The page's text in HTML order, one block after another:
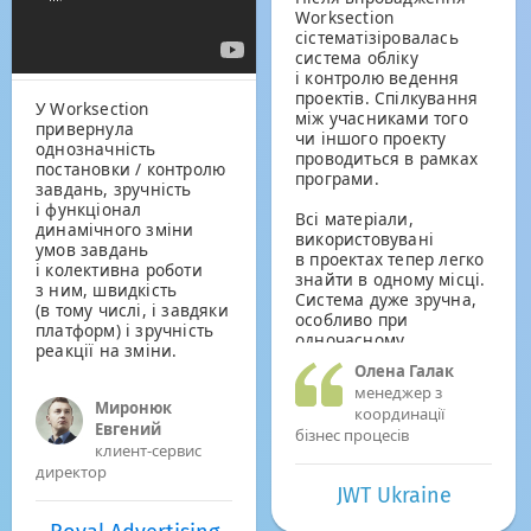
У Worksection
привернула
однозначність
постановки / контролю
завдань, зручність
і функціонал
динамічного зміни
умов завдань
і колективна роботи
з ним, швидкість
(в тому числі, і завдяки
платформ) і зручність
реакції на зміни.
Миронюк
Евгений
клиент-сервис
директор
Worksection
cістематізіровалась
система обліку
і контролю ведення
проектів. Спілкування
між учасниками того
чи іншого проекту
проводиться в рамках
програми.
Всі матеріали,
використовувані
в проектах тепер легко
знайти в одному місці.
Система дуже зручна,
особливо при
одночасному
врахуванні великої
кількості проектів.
Олена Галак
менеджер з
координації
бізнес процесів
JWT Ukraine